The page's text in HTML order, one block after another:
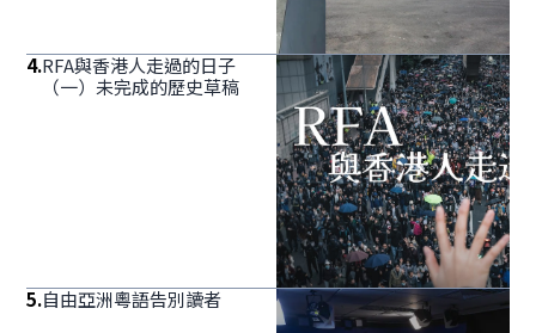
4.RFA與香港人走過的日子
（一）未完成的歷史草稿
5.自由亞洲粵語告別讀者